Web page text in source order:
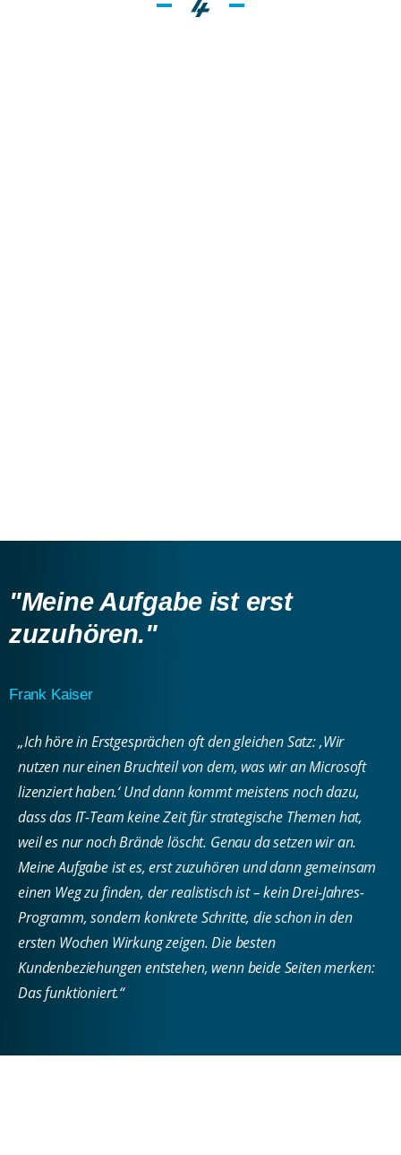
"Meine Aufgabe ist erst
zuzuhören."
Frank Kaiser
„Ich höre in Erstgesprächen oft den gleichen Satz: ‚Wir
nutzen nur einen Bruchteil von dem, was wir an Microsoft
lizenziert haben.‘ Und dann kommt meistens noch dazu,
dass das IT-Team keine Zeit für strategische Themen hat,
weil es nur noch Brände löscht. Genau da setzen wir an.
Meine Aufgabe ist es, erst zuzuhören und dann gemeinsam
einen Weg zu finden, der realistisch ist – kein Drei-Jahres-
Programm, sondern konkrete Schritte, die schon in den
ersten Wochen Wirkung zeigen. Die besten
Kundenbeziehungen entstehen, wenn beide Seiten merken:
Das funktioniert.“